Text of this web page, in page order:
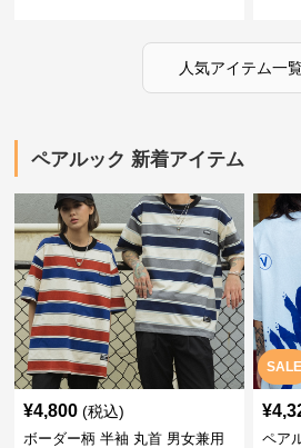
人気アイテム一
ペアルック 新着アイテム
¥4,800 (税込)
ボーダー柄 半袖 丸首 男女兼用
SALE
¥
ペア